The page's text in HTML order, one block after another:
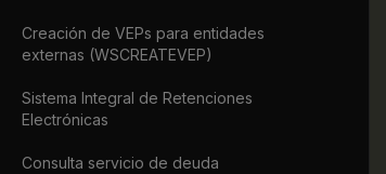
Creación de VEPs para entidades
externas (WSCREATEVEP)
Sistema Integral de Retenciones
Electrónicas
Consulta servicio de deuda